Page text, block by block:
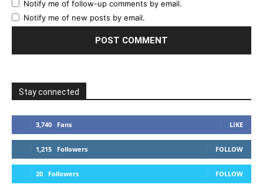
Notify me of follow-up comments by email.
Notify me of new posts by email.
Stay connected
3,740 Fans LIKE
1,215 Followers FOLLOW
20 Followers FOLLOW